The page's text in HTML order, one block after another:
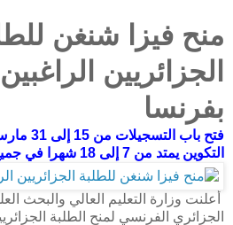
منح فيزا شنغن
الجزائريين
بفرنسا
فتح باب التسجيلات من إلى
التكوين يمتد من إلى شهرا في
أعلنت وزارة التعليم العالي والبحث
الجزائري الفرنسي لمنح الطلبة